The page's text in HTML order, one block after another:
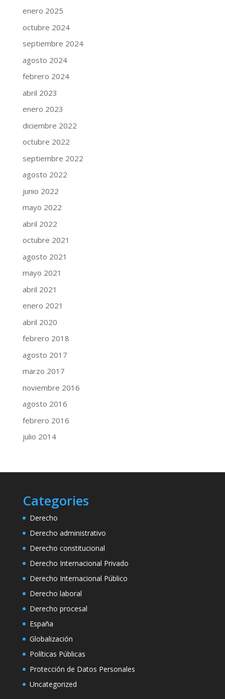
enero 2025
octubre 2024
septiembre 2024
agosto 2024
febrero 2024
abril 2023
enero 2023
diciembre 2022
octubre 2022
septiembre 2022
agosto 2022
junio 2022
mayo 2022
abril 2022
octubre 2021
agosto 2021
mayo 2021
abril 2021
enero 2021
abril 2020
febrero 2018
agosto 2017
marzo 2017
noviembre 2016
agosto 2016
febrero 2016
julio 2014
Categories
Derecho
Derecho administrativo
Derecho constitucional
Derecho Internacional Privado
Derecho Internacional Público
Derecho laboral
Derecho procesal
España
Globalización
Políticas Públicas
Protección de Datos Personales
Uncategorized